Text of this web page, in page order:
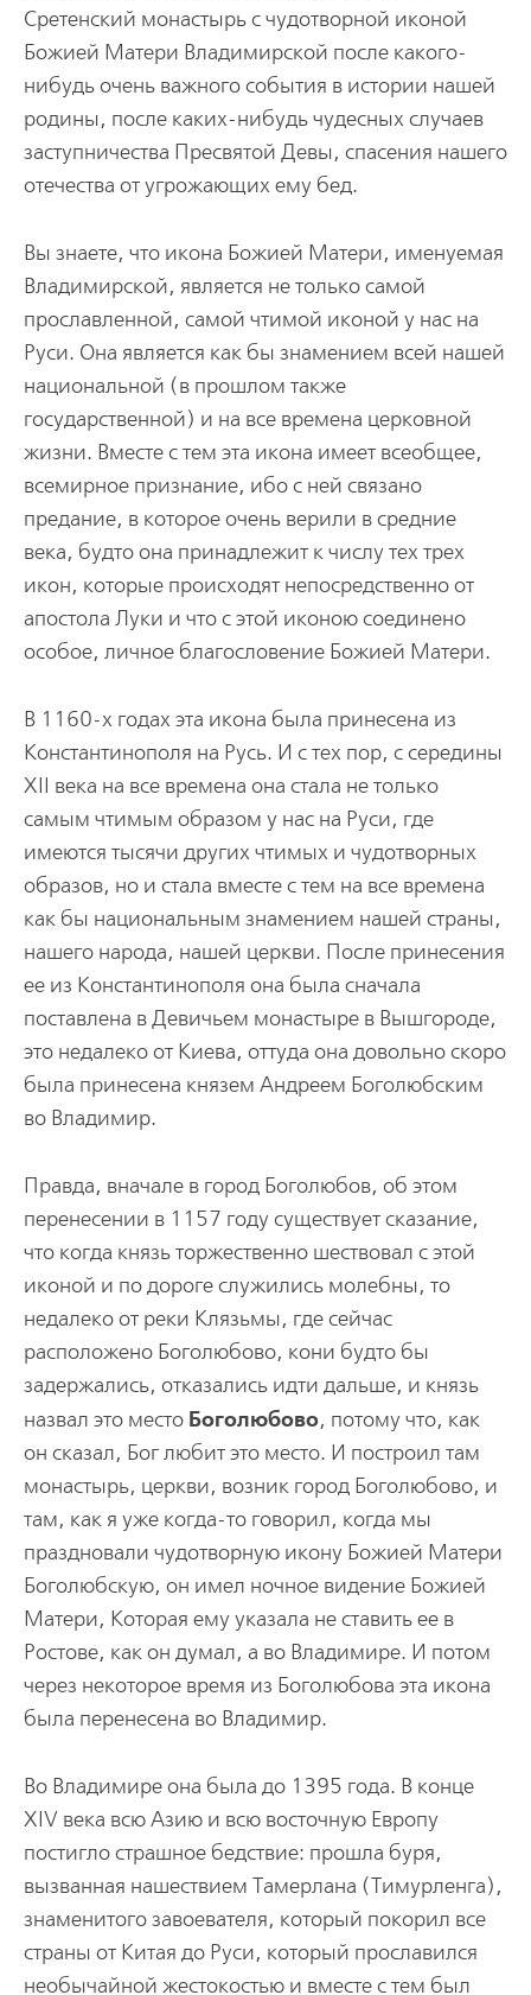
Сретенский монастырь с чудотворной иконой
Божией Матери Владимирской после какого-
нибудь очень важного события в истории нашей
родины, после каких-нибудь чудесных случаев
заступничества Пресвятой Девы, спасения нашего
отечества от угрожающих ему бед.
Вы знаете, что икона Божией Матери, именуемая
Владимирской, является не только самой
прославленной, самой чтимой иконой у нас на
Руси. Она является как бы знамением всей нашей
национальной (в прошлом также
государственной) и на все времена церковной
жизни. Вместе с тем эта икона имеет всеобщее,
всемирное признание, ибо с ней связано
предание, в которое очень верили в средние
века, будто она принадлежит к числу тех трех
икон, которые происходят непосредственно от
апостола Луки и что с этой иконою соединено
особое, личное благословение Божией Матери.
В 1160-х годах эта икона была принесена из
Константинополя на Русь. И с тех пор, с середины
XII века на все времена она стала не только
самым чтимым образом у нас на Руси, где
имеются тысячи других чтимых и чудотворных
образов, но и стала вместе с тем на все времена
как бы национальным знамением нашей страны,
нашего народа, нашей церкви. После принесения
ее из Константинополя она была сначала
поставлена в Девичьем монастыре в Вышгороде,
это недалеко от Киева, оттуда она довольно скоро
была принесена князем Андреем Боголюбским
во Владимир.
Правда, вначале в город Боголюбов, об этом
перенесении в 1157 году существует сказание,
что когда князь торжественно шествовал с этой
иконой и по дороге служились молебны, то
недалеко от реки Клязьмы, где сейчас
расположено Боголюбово, кони будто бы
задержались, отказались идти дальше, и князь
назвал это место Боголюбово, потому что, как
он сказал, Бог любит это место. И построил там
монастырь, церкви, возник город Боголюбово, и
там, как я уже когда-то говорил, когда мы
праздновали чудотворную икону Божией Матери
Боголюбскую, он имел ночное видение Божией
Матери, Которая ему указала не ставить ее в
Ростове, как он думал, а во Владимире. И потом
через некоторое время из Боголюбова эта икона
была перенесена во Владимир.
Во Владимире она была до 1395 года. В конце
XIV века всю Азию и всю восточную Европу
постигло страшное бедствие: прошла буря,
вызванная нашествием Тамерлана (Тимурленга),
знаменитого завоевателя, который покорил все
страны от Китая до Руси, который прославился
необычайной жестокостью и вместе с тем был